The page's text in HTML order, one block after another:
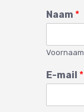
Naam *
Voornaam
E-mail *